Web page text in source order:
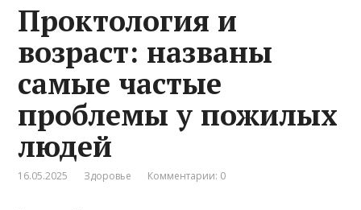
Проктология и
возраст: названы
самые частые
проблемы у пожилых
людей
16.05.2025 Здоровье Комментарии: 0